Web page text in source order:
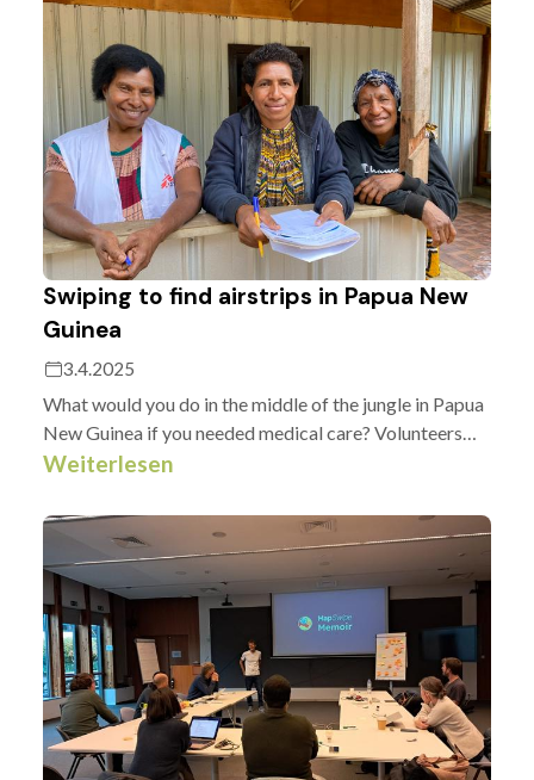
Swiping to find airstrips in Papua New
Guinea
3.4.2025
What would you do in the middle of the jungle in Papua
New Guinea if you needed medical care? Volunteers
have identified airstrips Médecins Sans Frontières can
Weiterlesen